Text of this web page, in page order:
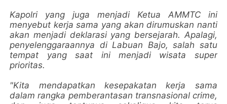
Kapolri yang juga menjadi Ketua AMMTC ini
menyebut kerja sama yang akan dirumuskan nanti
akan menjadi deklarasi yang bersejarah. Apalagi,
penyelenggaraannya di Labuan Bajo, salah satu
tempat yang saat ini menjadi wisata super
prioritas.
"Kita mendapatkan kesepakatan kerja sama
dalam rangka pemberantasan transnasional crime,